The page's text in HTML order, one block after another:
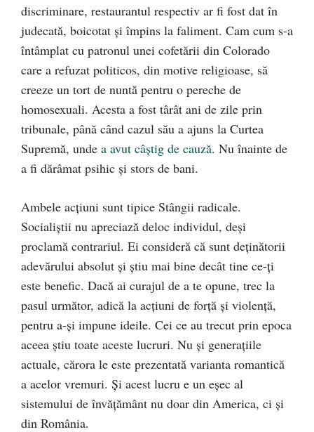
discriminare, restaurantul respectiv ar fi fost dat în
judecată, boicotat și împins la faliment. Cam cum s-a
întâmplat cu patronul unei cofetării din Colorado
care a refuzat politicos, din motive religioase, să
creeze un tort de nuntă pentru o pereche de
homosexuali. Acesta a fost târât ani de zile prin
tribunale, până când cazul său a ajuns la Curtea
Supremă, unde a avut câștig de cauză. Nu înainte de
a fi dărâmat psihic și stors de bani.
Ambele acțiuni sunt tipice Stângii radicale.
Socialiștii nu apreciază deloc individul, deși
proclamă contrariul. Ei consideră că sunt deținătorii
adevărului absolut și știu mai bine decât tine ce-ți
este benefic. Dacă ai curajul de a te opune, trec la
pasul următor, adică la acțiuni de forță și violență,
pentru a-și impune ideile. Cei ce au trecut prin epoca
aceea știu toate aceste lucruri. Nu și generațiile
actuale, cărora le este prezentată varianta romantică
a acelor vremuri. Și acest lucru e un eșec al
sistemului de învățământ nu doar din America, ci și
din România.